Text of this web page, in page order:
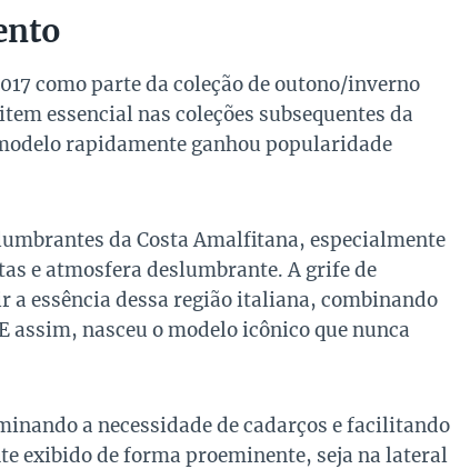
como parte da coleção de outono/inverno
essencial nas coleções subsequentes da
rapidamente ganhou popularidade
da Costa Amalfitana, especialmente
e atmosfera deslumbrante. A grife de
a essência dessa região italiana, combinando
assim, nasceu o modelo icônico que nunca
a necessidade de cadarços e facilitando
exibido de forma proeminente, seja na lateral